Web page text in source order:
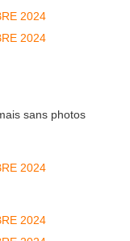
sans photos